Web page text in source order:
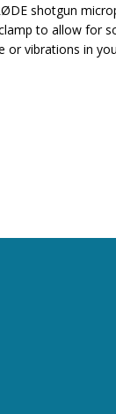
shotgun
to allow
vibrations in